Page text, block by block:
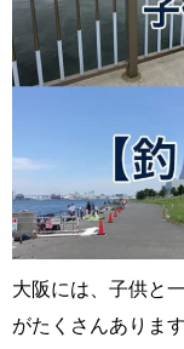
大阪には、子供と
がたくさんありま